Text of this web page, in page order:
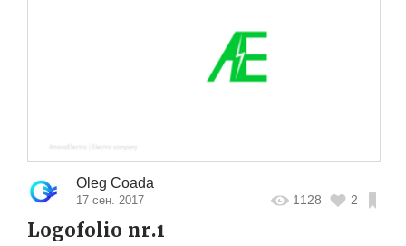
Oleg Coada
17 сен. 2017 1128 2
Logofolio nr.1